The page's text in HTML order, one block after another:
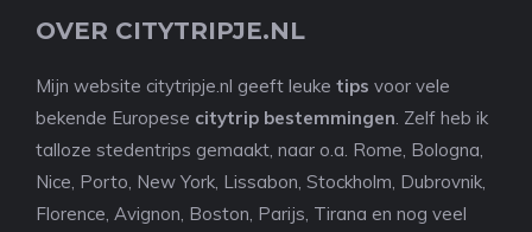
OVER CITYTRIPJE.NL
Mijn website citytripje.nl geeft leuke tips voor vele
bekende Europese citytrip bestemmingen . Zelf heb ik
talloze stedentrips gemaakt, naar o.a. Rome, Bologna,
Nice, Porto, New York, Lissabon, Stockholm, Dubrovnik,
Florence, Avignon, Boston, Parijs, Tirana en nog veel